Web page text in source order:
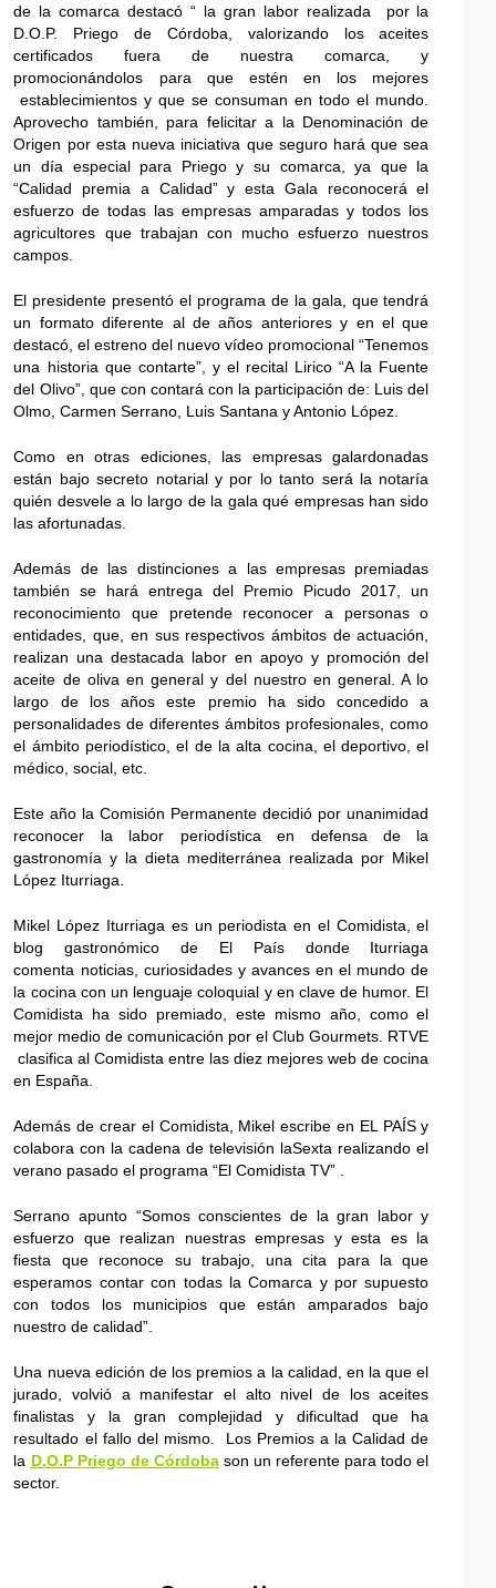
de la comarca destacó “ la gran labor realizada por la
D.O.P. Priego de Córdoba, valorizando los aceites
certificados fuera de nuestra comarca, y
promocionándolos para que estén en los mejores
establecimientos y que se consuman en todo el mundo.
Aprovecho también, para felicitar a la Denominación de
Origen por esta nueva iniciativa que seguro hará que sea
un día especial para Priego y su comarca, ya que la
“Calidad premia a Calidad” y esta Gala reconocerá el
esfuerzo de todas las empresas amparadas y todos los
agricultores que trabajan con mucho esfuerzo nuestros
campos.
El presidente presentó el programa de la gala, que tendrá
un formato diferente al de años anteriores y en el que
destacó, el estreno del nuevo vídeo promocional “Tenemos
una historia que contarte”, y el recital Lirico “A la Fuente
del Olivo”, que con contará con la participación de: Luis del
Olmo, Carmen Serrano, Luis Santana y Antonio López.
Como en otras ediciones, las empresas galardonadas
están bajo secreto notarial y por lo tanto será la notaría
quién desvele a lo largo de la gala qué empresas han sido
las afortunadas.
Además de las distinciones a las empresas premiadas
también se hará entrega del Premio Picudo 2017, un
reconocimiento que pretende reconocer a personas o
entidades, que, en sus respectivos ámbitos de actuación,
realizan una destacada labor en apoyo y promoción del
aceite de oliva en general y del nuestro en general. A lo
largo de los años este premio ha sido concedido a
personalidades de diferentes ámbitos profesionales, como
el ámbito periodístico, el de la alta cocina, el deportivo, el
médico, social, etc.
Este año la Comisión Permanente decidió por unanimidad
reconocer la labor periodística en defensa de la
gastronomía y la dieta mediterránea realizada por Mikel
López Iturriaga.
Mikel López Iturriaga es un periodista en el Comidista, el
blog gastronómico de El País donde Iturriaga
comenta noticias, curiosidades y avances en el mundo de
la cocina con un lenguaje coloquial y en clave de humor. El
Comidista ha sido premiado, este mismo año, como el
mejor medio de comunicación por el Club Gourmets. RTVE
clasifica al Comidista entre las diez mejores web de cocina
en España.
Además de crear el Comidista, Mikel escribe en EL PAÍS y
colabora con la cadena de televisión laSexta realizando el
verano pasado el programa “El Comidista TV” .
Serrano apunto “Somos conscientes de la gran labor y
esfuerzo que realizan nuestras empresas y esta es la
fiesta que reconoce su trabajo, una cita para la que
esperamos contar con todas la Comarca y por supuesto
con todos los municipios que están amparados bajo
nuestro de calidad”.
Una nueva edición de los premios a la calidad, en la que el
jurado, volvió a manifestar el alto nivel de los aceites
finalistas y la gran complejidad y dificultad que ha
resultado el fallo del mismo. Los Premios a la Calidad de
la D.O.P Priego de Córdobason un referente para todo el
sector.